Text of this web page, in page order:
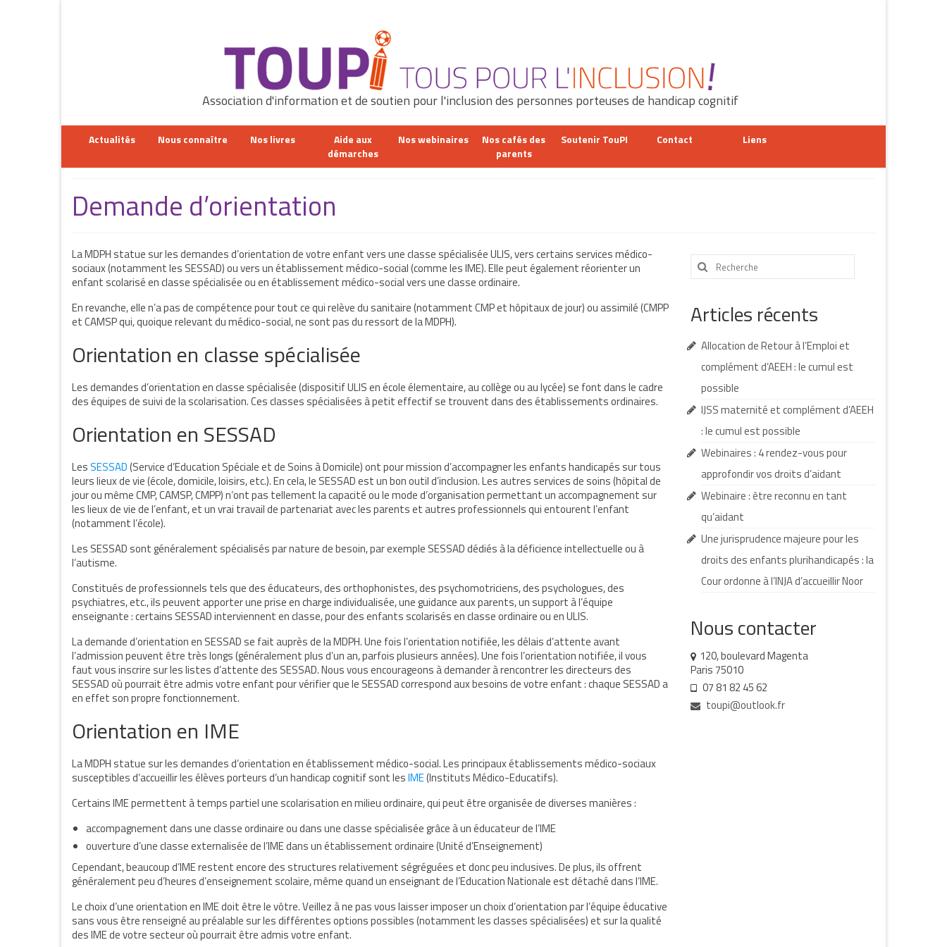
Association d'information et de soutien pour l'inclusion des personnes porteuses de handicap cognitif
Actualités Nous connaître Nos livres
Aide aux
démarches
Nos webinaires
Nos cafés des
parents
Soutenir TouPI Contact Liens
Demande d’orientation
La MDPH statue sur les demandes d’orientation de votre enfant vers une classe spécialisée ULIS, vers certains services médico-
sociaux (notamment les SESSAD) ou vers un établissement médico-social (comme les IME). Elle peut également réorienter un
enfant scolarisé en classe spécialisée ou en établissement médico-social vers une classe ordinaire.
En revanche, elle n’a pas de compétence pour tout ce qui relève du sanitaire (notamment CMP et hôpitaux de jour) ou assimilé (CMPP
et CAMSP qui, quoique relevant du médico-social, ne sont pas du ressort de la MDPH).
Orientation en classe spécialisée
Les demandes d’orientation en classe spécialisée (dispositif ULIS en école élementaire, au collège ou au lycée) se font dans le cadre
des équipes de suivi de la scolarisation. Ces classes spécialisées à petit effectif se trouvent dans des établissements ordinaires.
Orientation en SESSAD
LesSESSAD(Service d’Education Spéciale et de Soins à Domicile) ont pour mission d’accompagner les enfants handicapés sur tous
leurs lieux de vie (école, domicile, loisirs, etc.). En cela, le SESSAD est un bon outil d’inclusion. Les autres services de soins (hôpital de
jour ou même CMP, CAMSP, CMPP) n’ont pas tellement la capacité ou le mode d’organisation permettant un accompagnement sur
les lieux de vie de l’enfant, et un vrai travail de partenariat avec les parents et autres professionnels qui entourent l’enfant
(notamment l’école).
Les SESSAD sont généralement spécialisés par nature de besoin, par exemple SESSAD dédiés à la déficience intellectuelle ou à
l’autisme.
Constitués de professionnels tels que des éducateurs, des orthophonistes, des psychomotriciens, des psychologues, des
psychiatres, etc., ils peuvent apporter une prise en charge individualisée, une guidance aux parents, un support à l’équipe
enseignante : certains SESSAD interviennent en classe, pour des enfants scolarisés en classe ordinaire ou en ULIS.
La demande d’orientation en SESSAD se fait auprès de la MDPH. Une fois l’orientation notifiée, les délais d’attente avant
l’admission peuvent être très longs (généralement plus d’un an, parfois plusieurs années). Une fois l’orientation notifiée, il vous
faut vous inscrire sur les listes d’attente des SESSAD. Nous vous encourageons à demander à rencontrer les directeurs des
SESSAD où pourrait être admis votre enfant pour vérifier que le SESSAD correspond aux besoins de votre enfant : chaque SESSAD a
en effet son propre fonctionnement.
Orientation en IME
La MDPH statue sur les demandes d’orientation en établissement médico-social. Les principaux établissements médico-sociaux
susceptibles d’accueillir les élèves porteurs d’un handicap cognitif sont lesIME(Instituts Médico-Educatifs).
Certains IME permettent à temps partiel une scolarisation en milieu ordinaire, qui peut être organisée de diverses manières :
accompagnement dans une classe ordinaire ou dans une classe spécialisée grâce à un éducateur de l’IME
ouverture d’une classe externalisée de l’IME dans un établissement ordinaire (Unité d’Enseignement)
Cependant, beaucoup d’IME restent encore des structures relativement ségréguées et donc peu inclusives. De plus, ils offrent
généralement peu d’heures d’enseignement scolaire, même quand un enseignant de l’Education Nationale est détaché dans l’IME.
Le choix d’une orientation en IME doit être le vôtre. Veillez à ne pas vous laisser imposer un choix d’orientation par l’équipe éducative
sans vous être renseigné au préalable sur les différentes options possibles (notamment les classes spécialisées) et sur la qualité
des IME de votre secteur où pourrait être admis votre enfant.
Rechercher
:
Articles récents
Allocation de Retour à l’Emploi et
complément d’AEEH : le cumul est
possible
IJSS maternité et complément d’AEEH
: le cumul est possible
Webinaires : 4 rendez-vous pour
approfondir vos droits d’aidant
Webinaire : être reconnu en tant
qu’aidant
Une jurisprudence majeure pour les
droits des enfants plurihandicapés : la
Cour ordonne à l’INJA d’accueillir Noor
Nous contacter
120, boulevard Magenta
Paris 75010
07 81 82 45 62
toupi@outlook.fr